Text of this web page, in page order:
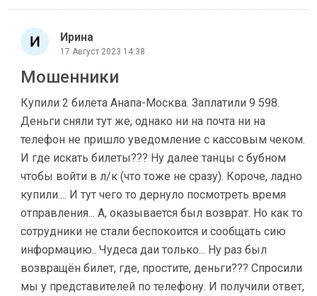
Ирина
17 Август 2023 14:38
Мошенники
Купили 2 билета Анапа-Москва. Заплатили 9 598.
Деньги сняли тут же, однако ни на почта ни на
телефон не пришло уведомление с кассовым чеком.
И где искать билеты??? Ну далее танцы с бубном
чтобы войти в л/к (что тоже не сразу). Короче, ладно
купили.... И тут чего то дернуло посмотреть время
отправления... А, оказывается был возврат. Но как то
сотрудники не стали беспокоится и сообщать сию
информацию.. Чудеса даи только... Ну раз был
возвращён билет, где, простите, деньги??? Спросили
мы у представителей по телефону. И получили ответ,